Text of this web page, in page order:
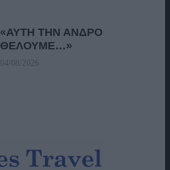
«ΑΥΤΗ ΤΗΝ ΑΝΔΡΟ
ΘΕΛΟΥΜΕ…»
04/08/2026